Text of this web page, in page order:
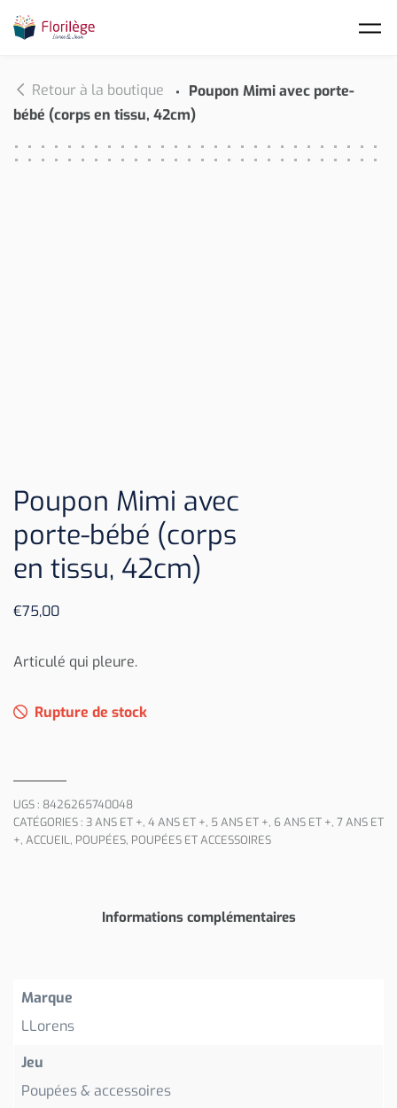
Retour à la boutique
Poupon Mimi avec porte-
bébé (corps en tissu, 42cm)
Poupon Mimi avec
porte-bébé (corps
en tissu, 42cm)
€75,00
Articulé qui pleure.
Rupture de stock
UGS : 8426265740048
CATÉGORIES : 3 ANS ET +, 4 ANS ET +, 5 ANS ET +, 6 ANS ET +, 7 ANS ET
+, ACCUEIL, POUPÉES, POUPÉES ET ACCESSOIRES
Informations complémentaires
Marque
LLorens
Jeu
Poupées & accessoires